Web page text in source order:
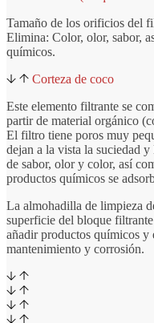
Tamaño de los orificios del
Elimina: Color, olor, sabor,
químicos.
Corteza de coco
Este elemento filtrante se
partir de material orgánico
El filtro tiene poros muy
dejan a la vista la suciedad
de sabor, olor y color, así
productos químicos se
La almohadilla de limpieza
superficie del bloque
añadir productos químicos y
mantenimiento y corrosión.